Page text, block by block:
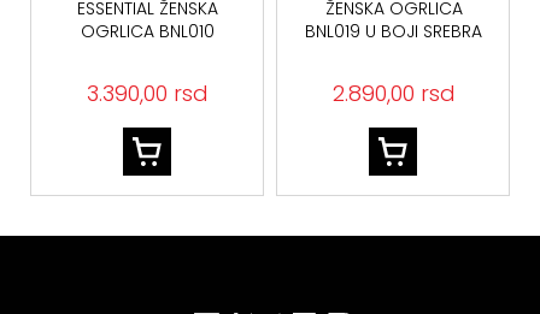
ESSENTIAL ŽENSKA
OGRLICA BNL010
3.390,00 rsd
ŽENSKA OGRLICA
BNL019 U BOJI SREBRA
2.890,00 rsd